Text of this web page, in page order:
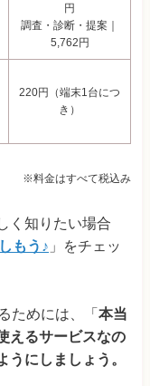
円
調査・診断・提案｜
5,762円
220円（端末1台につ
き）
※料金はすべて税込み
く知りたい場合
もう♪ 」をチェッ
ためには、「 本当
えるサービスなの
にしましょう。